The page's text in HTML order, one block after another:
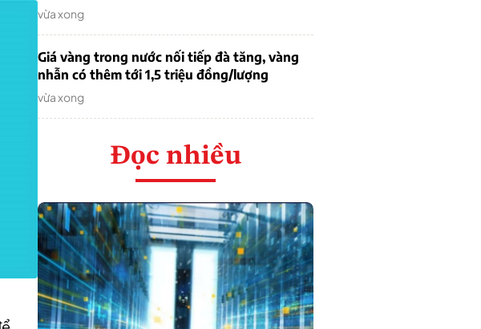
vừa xong
Giá vàng trong nước nối tiếp đà tăng, vàng
nhẫn có thêm tới 1,5 triệu đồng/lượng
vừa xong
Đọc nhiều